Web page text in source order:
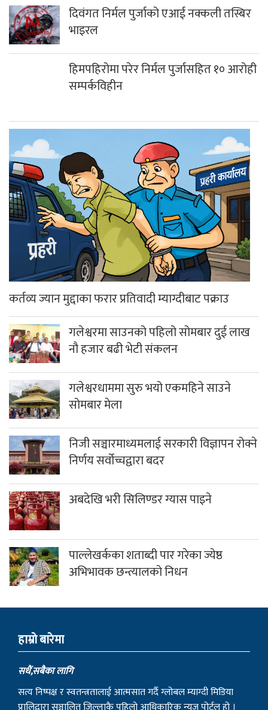
दिवंगत निर्मल पुर्जाको एआई नक्कली तस्बिर
भाइरल
हिमपहिरोमा परेर निर्मल पुर्जासहित १० आरोही
सम्पर्कविहीन
कर्तव्य ज्यान मुद्दाका फरार प्रतिवादी म्याग्दीबाट पक्राउ
गलेश्वरमा साउनको पहिलो सोमबार दुई लाख
नौ हजार बढी भेटी संकलन
गलेश्वरधाममा सुरु भयो एकमहिने साउने
सोमबार मेला
निजी सञ्चारमाध्यमलाई सरकारी विज्ञापन रोक्ने
निर्णय सर्वोच्चद्वारा बदर
अबदेखि भरी सिलिण्डर ग्यास पाइने
पाल्लेखर्कका शताब्दी पार गरेका ज्येष्ठ
अभिभावक छन्त्यालको निधन
हाम्राे बारेमा
सधैं,सबैका लागि
सत्य निष्पक्ष र स्वतन्त्रतालाई आत्मसात गर्दै ग्लोबल म्याग्दी मिडिया